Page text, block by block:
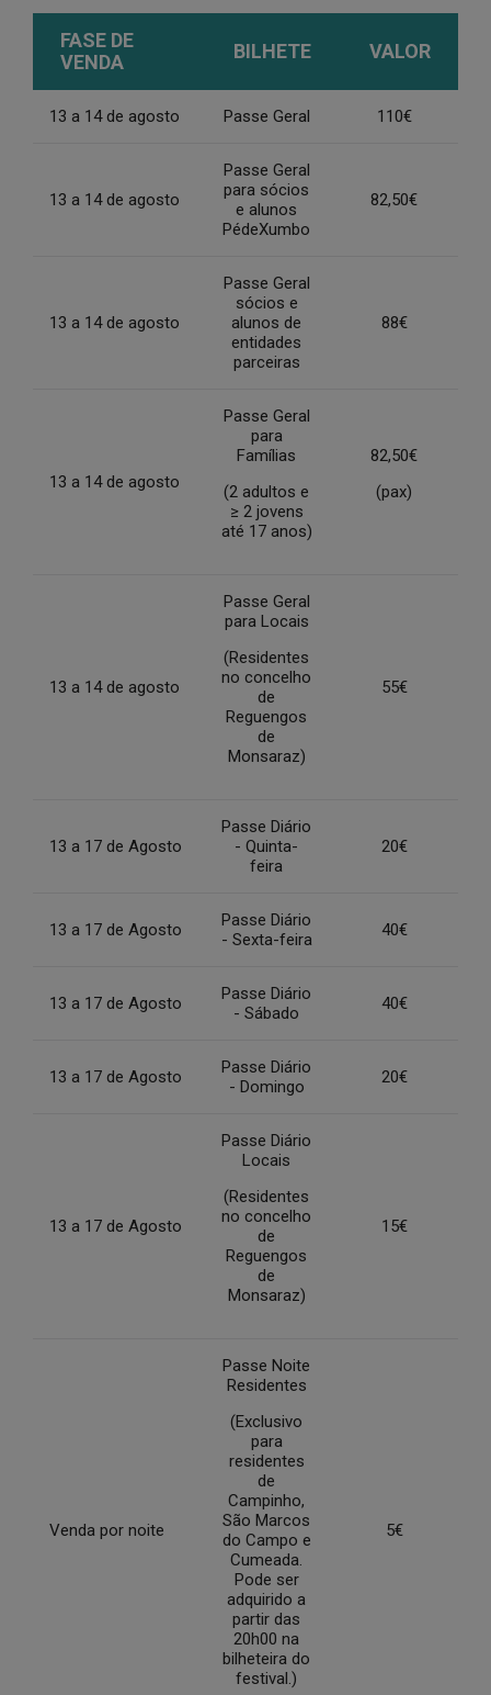
FASE DE
VENDA
BILHETE VALOR
13 a 14 de agosto Passe Geral 110€
13 a 14 de agosto
Passe Geral
para sócios
e alunos
PédeXumbo
82,50€
13 a 14 de agosto
Passe Geral
sócios e
alunos de
entidades
parceiras
88€
13 a 14 de agosto
Passe Geral
para
Famílias
(2 adultos e
≥ 2 jovens
até 17 anos)
82,50€
(pax)
13 a 14 de agosto
Passe Geral
para Locais
(Residentes
no concelho
de
Reguengos
de
Monsaraz)
55€
13 a 17 de Agosto
Passe Diário
- Quinta-
feira
20€
13 a 17 de Agosto
Passe Diário
- Sexta-feira
40€
13 a 17 de Agosto
Passe Diário
- Sábado
40€
13 a 17 de Agosto
Passe Diário
- Domingo
20€
13 a 17 de Agosto
Passe Diário
Locais
(Residentes
no concelho
de
Reguengos
de
Monsaraz)
15€
Venda por noite
Passe Noite
Residentes
(Exclusivo
para
residentes
de
Campinho,
São Marcos
do Campo e
Cumeada.
Pode ser
adquirido a
partir das
20h00 na
bilheteira do
festival.)
5€